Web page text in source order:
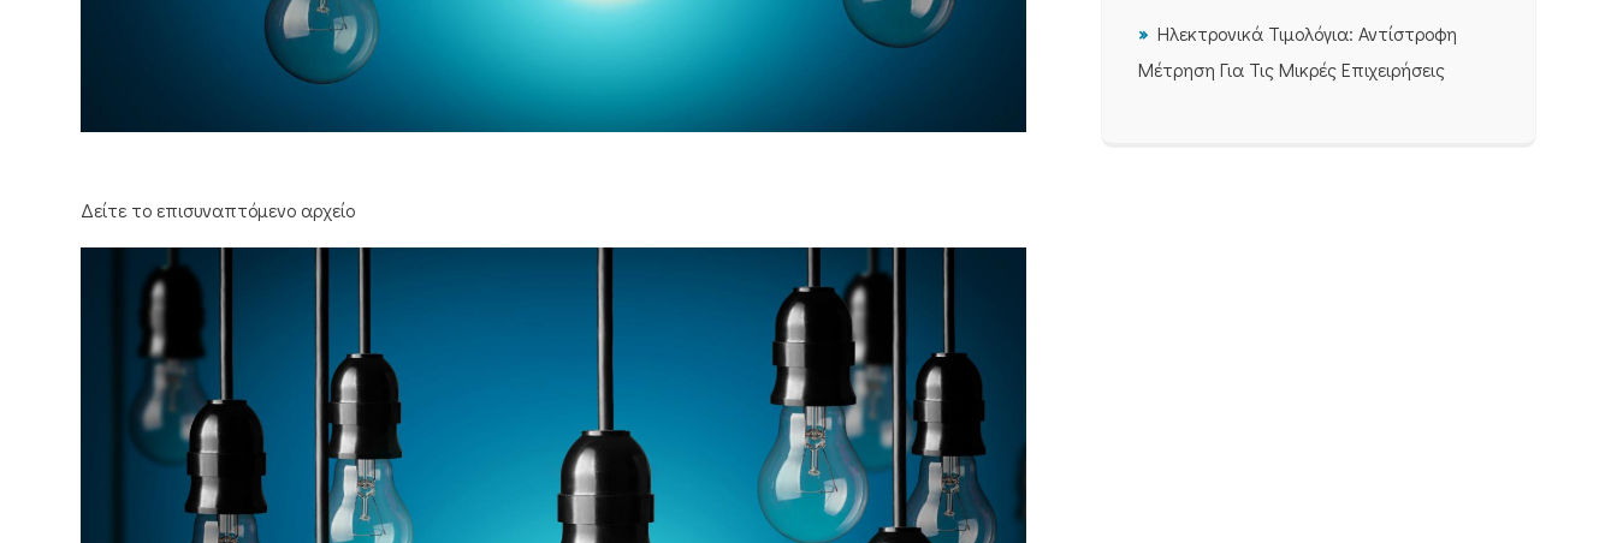
Δείτε το επισυναπτόμενο αρχείο
Ηλεκτρονικά Τιμολόγια: Αντίστροφη
Μέτρηση Για Τις Μικρές Επιχειρήσεις